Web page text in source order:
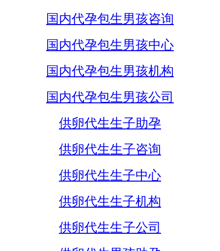
国内代孕包生男孩咨询
国内代孕包生男孩中心
国内代孕包生男孩机构
国内代孕包生男孩公司
供卵代生生子助孕
供卵代生生子咨询
供卵代生生子中心
供卵代生生子机构
供卵代生生子公司